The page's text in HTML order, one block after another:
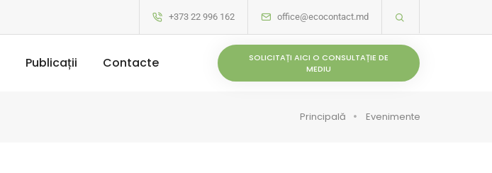
+373 22 996 162 office@ecocontact.md
Publicații Contacte
SOLICITAȚI AICI O CONSULTAȚIE DE
MEDIU
Principală Evenimente